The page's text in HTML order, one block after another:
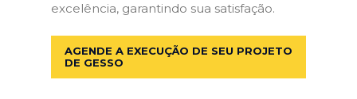
excelência, garantindo sua satisfação.
AGENDE A EXECUÇÃO DE SEU PROJETO
DE GESSO